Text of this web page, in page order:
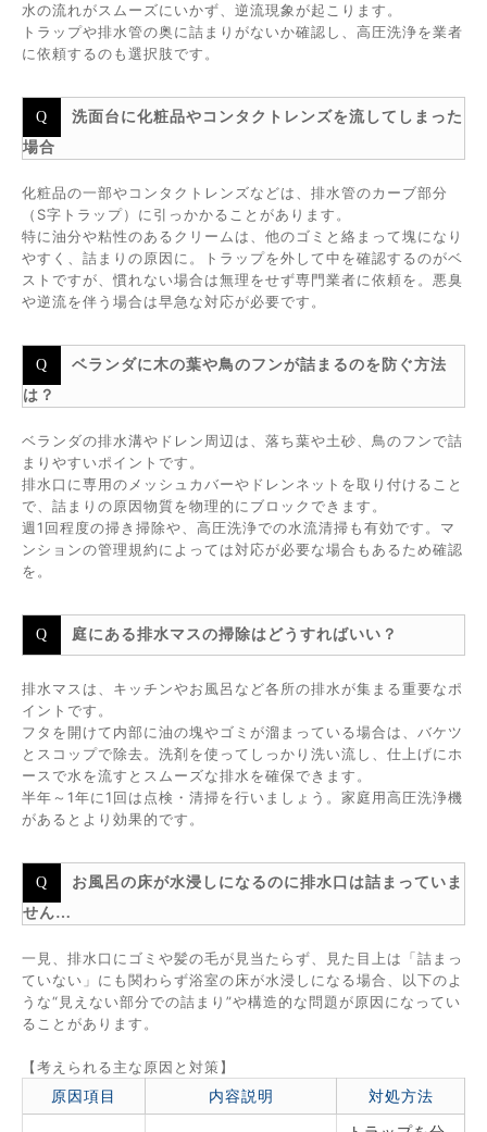
水の流れがスムーズにいかず、逆流現象が起こります。
トラップや排水管の奥に詰まりがないか確認し、高圧洗浄を業者
に依頼するのも選択肢です。
洗面台に化粧品やコンタクトレンズを流してしまった
場合
化粧品の一部やコンタクトレンズなどは、排水管のカーブ部分
（S字トラップ）に引っかかることがあります。
特に油分や粘性のあるクリームは、他のゴミと絡まって塊になり
やすく、詰まりの原因に。トラップを外して中を確認するのがベ
ストですが、慣れない場合は無理をせず専門業者に依頼を。悪臭
や逆流を伴う場合は早急な対応が必要です。
ベランダに木の葉や鳥のフンが詰まるのを防ぐ方法
は？
ベランダの排水溝やドレン周辺は、落ち葉や土砂、鳥のフンで詰
まりやすいポイントです。
排水口に専用のメッシュカバーやドレンネットを取り付けること
で、詰まりの原因物質を物理的にブロックできます。
週1回程度の掃き掃除や、高圧洗浄での水流清掃も有効です。マ
ンションの管理規約によっては対応が必要な場合もあるため確認
を。
庭にある排水マスの掃除はどうすればいい？
排水マスは、キッチンやお風呂など各所の排水が集まる重要なポ
イントです。
フタを開けて内部に油の塊やゴミが溜まっている場合は、バケツ
とスコップで除去。洗剤を使ってしっかり洗い流し、仕上げにホ
ースで水を流すとスムーズな排水を確保できます。
半年～1年に1回は点検・清掃を行いましょう。家庭用高圧洗浄機
があるとより効果的です。
お風呂の床が水浸しになるのに排水口は詰まっていま
せん…
一見、排水口にゴミや髪の毛が見当たらず、見た目上は「詰まっ
ていない」にも関わらず浴室の床が水浸しになる場合、以下のよ
うな“見えない部分での詰まり”や構造的な問題が原因になってい
ることがあります。
【考えられる主な原因と対策】
原因項目 内容説明 対処方法